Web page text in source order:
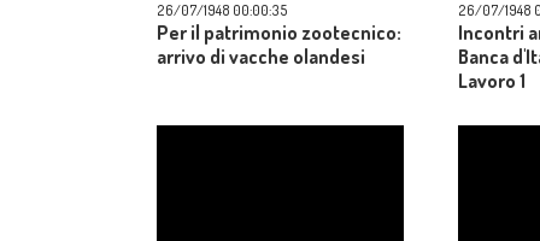
26/07/1948 00:00:35
Per il patrimonio zootecnico:
arrivo di vacche olandesi
26/07/1948
Incontri
Banca
Lavoro 1